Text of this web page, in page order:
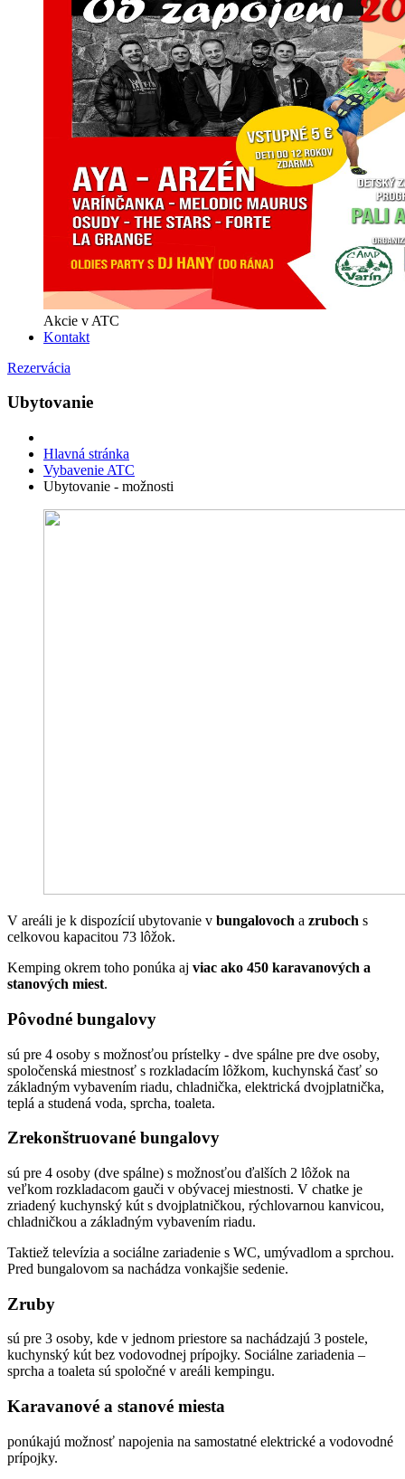
Akcie v ATC
Kontakt
Rezervácia
Ubytovanie
Hlavná stránka
Vybavenie ATC
Ubytovanie - možnosti
V areáli je k dispozícií ubytovanie v bungalovoch a zruboch s
celkovou kapacitou 73 lôžok.
Kemping okrem toho ponúka aj viac ako 450 karavanových a
stanových miest.
Pôvodné bungalovy
sú pre 4 osoby s možnosťou prístelky - dve spálne pre dve osoby,
spoločenská miestnosť s rozkladacím lôžkom, kuchynská časť so
základným vybavením riadu, chladnička, elektrická dvojplatnička,
teplá a studená voda, sprcha, toaleta.
Zrekonštruované bungalovy
sú pre 4 osoby (dve spálne) s možnosťou ďalších 2 lôžok na
veľkom rozkladacom gauči v obývacej miestnosti. V chatke je
zriadený kuchynský kút s dvojplatničkou, rýchlovarnou kanvicou,
chladničkou a základným vybavením riadu.
Taktiež televízia a sociálne zariadenie s WC, umývadlom a sprchou.
Pred bungalovom sa nachádza vonkajšie sedenie.
Zruby
sú pre 3 osoby, kde v jednom priestore sa nachádzajú 3 postele,
kuchynský kút bez vodovodnej prípojky. Sociálne zariadenia –
sprcha a toaleta sú spoločné v areáli kempingu.
Karavanové a stanové miesta
ponúkajú možnosť napojenia na samostatné elektrické a vodovodné
prípojky.